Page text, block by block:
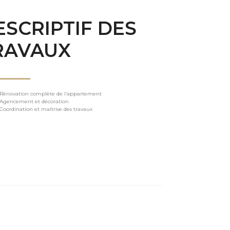
DES
Rénovation complète de l’appartement
Agencement et décoration
Coordination et maîtrise des travaux